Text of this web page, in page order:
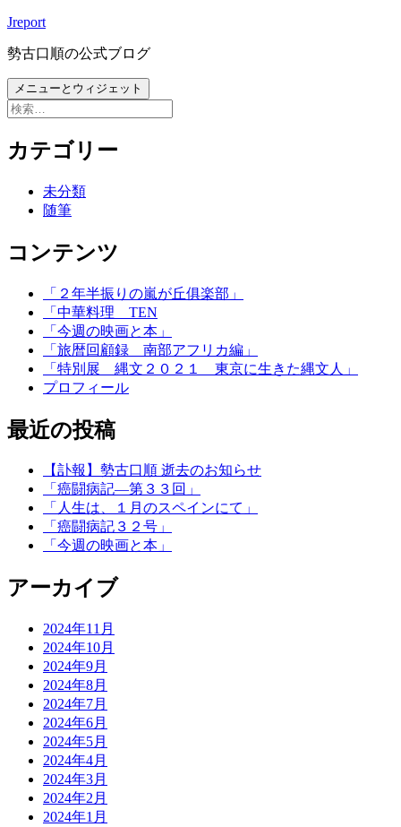
コ
テ
ン
ツ
へ
キ
Jreport
勢古口順の公式ブログ
メニューとウィジェット
検
カテゴリー
未分類
随筆
コンテンツ
「２年半振りの嵐が丘俱楽部」
「中華料理 TEN
「今週の映画と本」
「旅暦回顧録 南部アフリカ編」
「特別展 縄文２０２１ 東京に生きた縄文人」
プロフィール
最近の投稿
【訃報】勢古口順 逝去のお知らせ
「癌闘病記―第３３回」
「人生は、１月のスペインにて」
「癌闘病記３２号」
「今週の映画と本」
アーカイブ
2024年11月
2024年10月
2024年9月
2024年8月
2024年7月
2024年6月
2024年5月
2024年4月
2024年3月
2024年2月
2024年1月